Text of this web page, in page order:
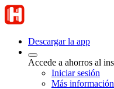
Descargar la app
Accede a ahorros al
Iniciar sesión
Más